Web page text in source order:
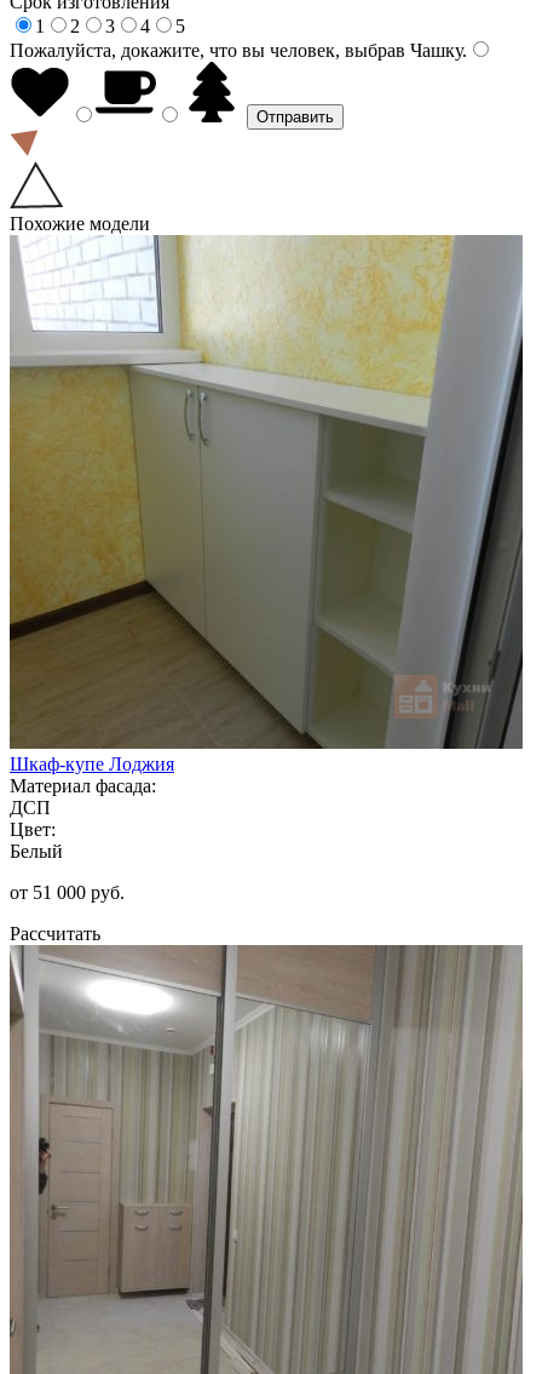
1
2 3 4
5
Пожалуйста, докажите, что вы человек, выбрав Чашку.
Похожие модели
Шкаф-купе Лоджия
Материал фасада:
ДСП
Цвет:
Белый
от 51 000 руб.
Рассчитать